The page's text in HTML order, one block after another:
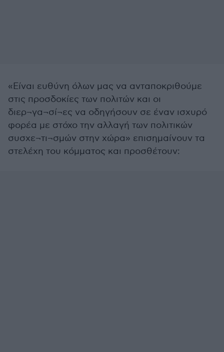
«Είναι ευθύνη όλων μας να ανταποκριθούμε
στις προσδοκίες των πολιτών και οι
διερ¬γα¬σί¬ες να οδηγήσουν σε έναν ισχυρό
φορέα με στόχο την αλλαγή των πολιτικών
συσχε¬τι¬σμών στην χώρα» επισημαίνουν τα
στελέχη του κόμματος και προσθέτουν: